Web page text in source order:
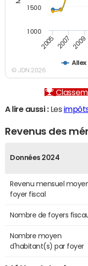
Allex
2005 2007 2009
1 000
1 500
© JDN 2026
A lire aussi :Les
Revenus des
Données 2024
Revenu mensuel
foyer fiscal
Nombre de foyers
Nombre moyen
d'habitant(s) par foyer